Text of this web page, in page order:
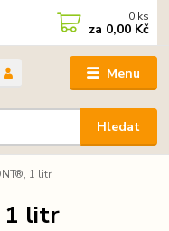
Menu
Hledat
0 ks
za 0,00 Kč
1 litr
1 litr